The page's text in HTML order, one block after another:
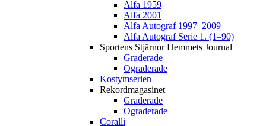
Alfa 1959
Alfa 2001
Alfa Autograf 1997–2009
Alfa Autograf Serie 1. (1–90)
Sportens Stjärnor Hemmets Journal
Graderade
Ograderade
Kostymserien
Rekordmagasinet
Graderade
Ograderade
Coralli